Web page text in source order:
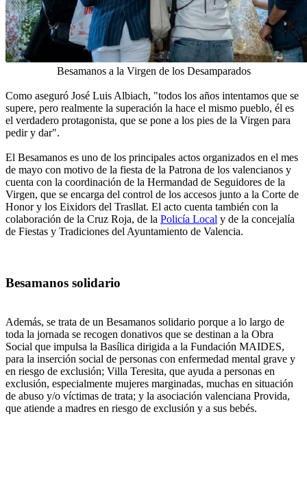
Besamanos a la Virgen de los Desamparados
Como aseguró José Luis Albiach, "todos los años intentamos que se
supere, pero realmente la superación la hace el mismo pueblo, él es
el verdadero protagonista, que se pone a los pies de la Virgen para
pedir y dar".
El Besamanos es uno de los principales actos organizados en el mes
de mayo con motivo de la fiesta de la Patrona de los valencianos y
cuenta con la coordinación de la Hermandad de Seguidores de la
Virgen, que se encarga del control de los accesos junto a la Corte de
Honor y los Eixidors del Trasllat. El acto cuenta también con la
colaboración de la Cruz Roja, de la Policía Local y de la concejalía
de Fiestas y Tradiciones del Ayuntamiento de Valencia.
Besamanos solidario
Además, se trata de un Besamanos solidario porque a lo largo de
toda la jornada se recogen donativos que se destinan a la Obra
Social que impulsa la Basílica dirigida a la Fundación MAIDES,
para la inserción social de personas con enfermedad mental grave y
en riesgo de exclusión; Villa Teresita, que ayuda a personas en
exclusión, especialmente mujeres marginadas, muchas en situación
de abuso y/o víctimas de trata; y la asociación valenciana Provida,
que atiende a madres en riesgo de exclusión y a sus bebés.